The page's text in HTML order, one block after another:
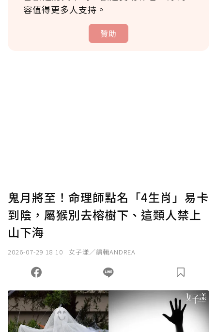
容值得更多人支持。
贊助
確認送出
您當前剩餘 U 利點數：0點；前往 購買點數
鬼月將至！命理師點名「4生肖」易卡
到陰，屬猴別去榕樹下、這類人禁上
山下海
2026-07-29 18:10 女子漾／編輯ANDREA